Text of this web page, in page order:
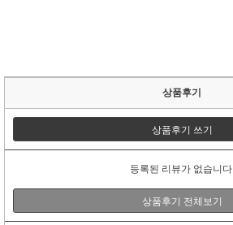
상품후기
상품후기 쓰기
등록된 리뷰가 없습니다.
상품후기 전체보기